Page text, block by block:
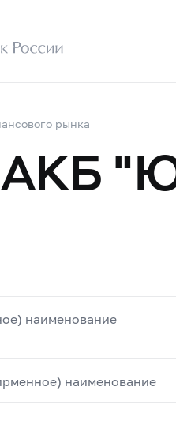
рынка
наименование
наименование